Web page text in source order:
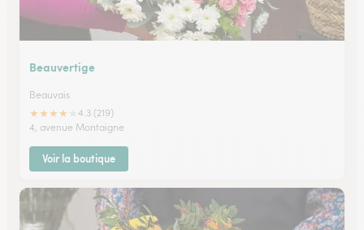
Beauvertige
Beauvais
★★★★
4.3 (219)
4, avenue Montaigne
Voir la boutique